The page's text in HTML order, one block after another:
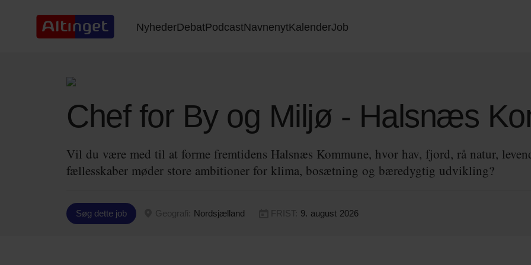
NyhederDebatPodcastNavnenytKalenderJob
Chef for By og Miljø - Halsnæs
Vil du være med til at forme fremtidens Halsnæs Kommune, hvor hav, fjord, rå natur,
fællesskaber møder store ambitioner for klima, bosætning og bæredygtig udvikling?
Søg dette job Geografi: Nordsjælland FRIST: 9. august 2026